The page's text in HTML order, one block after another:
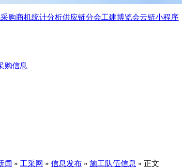
采购商机统计分析供应链分会工建博览会云链小程序
购信息
闻 » 工采网 » 信息发布 » 施工队伍信息 » 正文